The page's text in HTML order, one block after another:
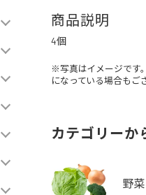
商品説明
4個
※写真はイメージです
になっている場合もご
カテゴリーか